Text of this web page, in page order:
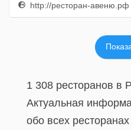
http://ресторан-авеню.рф
1 308 ресторанов в
Актуальная
обо всех